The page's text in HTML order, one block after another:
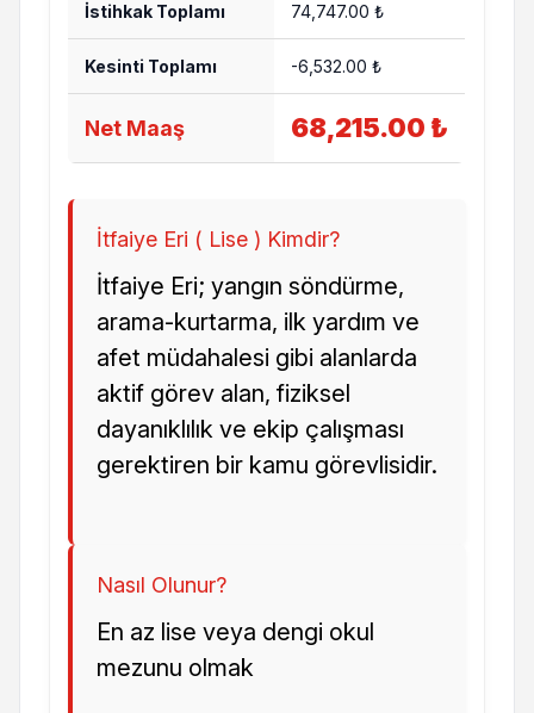
İstihkak Toplamı 74,747.00 ₺
Kesinti Toplamı -6,532.00 ₺
Net Maaş 68,215.00 ₺
İtfaiye Eri ( Lise ) Kimdir?
İtfaiye Eri; yangın söndürme,
arama-kurtarma, ilk yardım ve
afet müdahalesi gibi alanlarda
aktif görev alan, fiziksel
dayanıklılık ve ekip çalışması
gerektiren bir kamu görevlisidir.
Nasıl Olunur?
En az lise veya dengi okul
mezunu olmak